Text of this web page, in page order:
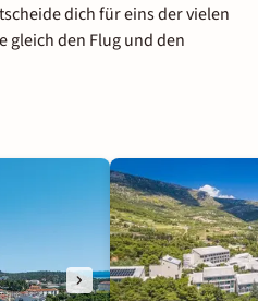
dich für eins der vielen
gleich den Flug und den